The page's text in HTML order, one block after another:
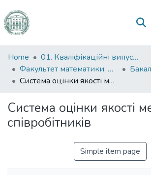
Communities
&
Collections
Statistics
Home
01. Кваліфікаційні випускні роботи здобувачів вищої освіти
Факультет математики, фізики та інформаційних технологій
Система оцінки якості медичних співробітників
Система оцінки якості
співробітників
Simple item page